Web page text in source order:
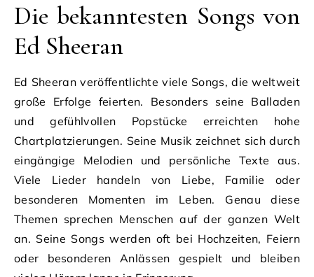
Die bekanntesten Songs von
Ed Sheeran
Ed Sheeran veröffentlichte viele Songs, die weltweit
große Erfolge feierten. Besonders seine Balladen
und gefühlvollen Popstücke erreichten hohe
Chartplatzierungen. Seine Musik zeichnet sich durch
eingängige Melodien und persönliche Texte aus.
Viele Lieder handeln von Liebe, Familie oder
besonderen Momenten im Leben. Genau diese
Themen sprechen Menschen auf der ganzen Welt
an. Seine Songs werden oft bei Hochzeiten, Feiern
oder besonderen Anlässen gespielt und bleiben